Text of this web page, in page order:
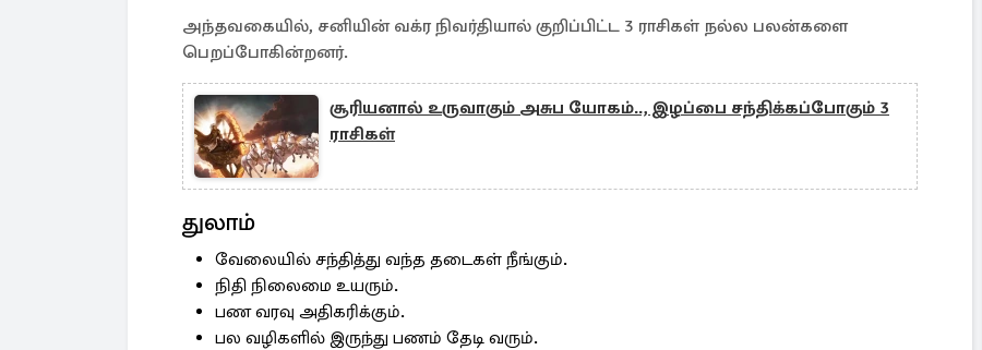
அந்தவகையில், சனியின் வக்ர நிவர்தியால் குறிப்பிட்ட 3 ராசிகள் நல்ல பலன்களை
பெறப்போகின்றனர்.
சூரியனால் உருவாகும் அசுப யோகம்.., இழப்பை சந்திக்கப்போகும் 3
ராசிகள்
துலாம்
வேலையில் சந்தித்து வந்த தடைகள் நீங்கும்.
நிதி நிலைமை உயரும்.
பண வரவு அதிகரிக்கும்.
பல வழிகளில் இருந்து பணம் தேடி வரும்.